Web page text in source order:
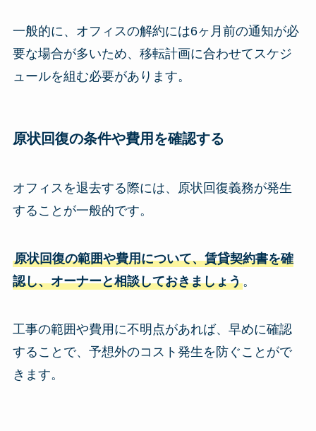
一般的に、オフィスの解約には6ヶ月前の通知が必
要な場合が多いため、移転計画に合わせてスケジ
ュールを組む必要があります。
原状回復の条件や費用を確認する
オフィスを退去する際には、原状回復義務が発生
することが一般的です。
原状回復の範囲や費用について、賃貸契約書を確
認し、オーナーと相談しておきましょう。
工事の範囲や費用に不明点があれば、早めに確認
することで、予想外のコスト発生を防ぐことがで
きます。